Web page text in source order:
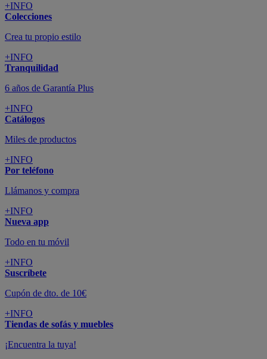
+INFO
Colecciones
Crea tu propio estilo
+INFO
Tranquilidad
6 años de Garantía Plus
+INFO
Catálogos
Miles de productos
+INFO
Por teléfono
Llámanos y compra
+INFO
Nueva app
Todo en tu móvil
+INFO
Suscríbete
Cupón de dto. de 10€
+INFO
Tiendas de sofás y muebles
¡Encuentra la tuya!